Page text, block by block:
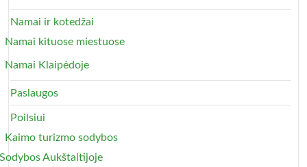
Namai ir kotedžai
Namai kituose miestuose
Namai Klaipėdoje
Paslaugos
Poilsiui
Kaimo turizmo sodybos
Sodybos Aukštaitijoje